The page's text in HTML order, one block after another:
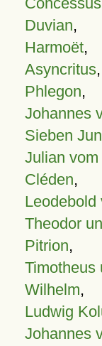
Duvian,
Harmoët,
Asyncritus,
Phlegon,
Johannes
Sieben
Julian
Cléden,
Leodebold
Theodor
Pitrion,
Timotheus
Wilhelm,
Ludwig
Johannes